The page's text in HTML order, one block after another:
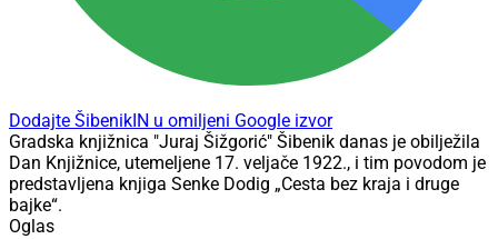
Dodajte ŠibenikIN u omiljeni Google izvor
Gradska knjižnica "Juraj Šižgorić" Šibenik danas je obilježila
Dan Knjižnice, utemeljene 17. veljače 1922., i tim povodom je
predstavljena knjiga Senke Dodig „Cesta bez kraja i druge
bajke“.
Oglas